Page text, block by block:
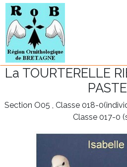
La TOURTERELLE
Section O05 , Classe 018-
Classe 017-0